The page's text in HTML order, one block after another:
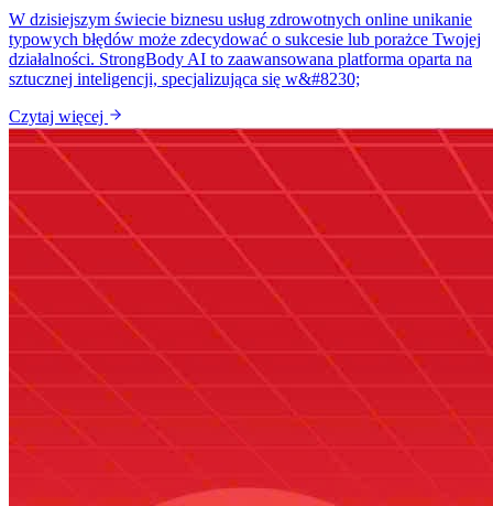
W dzisiejszym świecie biznesu usług zdrowotnych online unikanie
typowych błędów może zdecydować o sukcesie lub porażce Twojej
działalności. StrongBody AI to zaawansowana platforma oparta na
sztucznej inteligencji, specjalizująca się w&#8230;
Czytaj więcej